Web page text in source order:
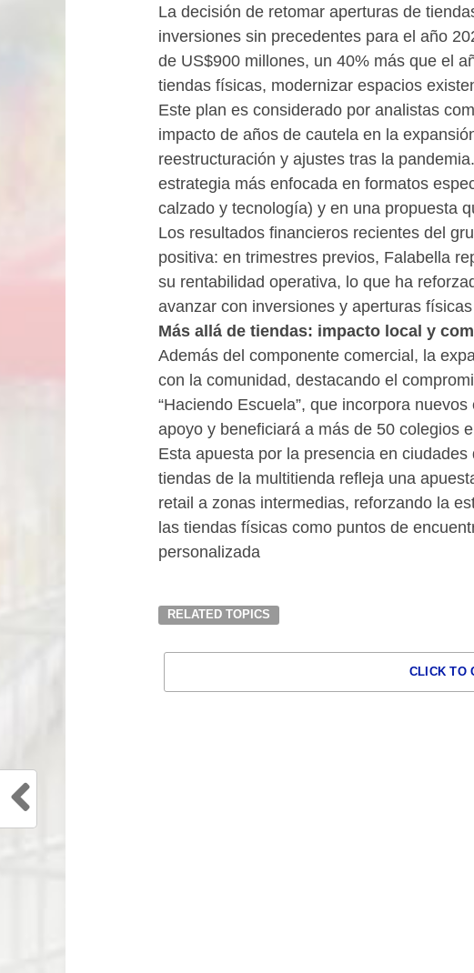
La decisión de retomar aperturas de
inversiones sin precedentes para el año
de US$900 millones, un 40% más que el
tiendas físicas, modernizar espacios
Este plan es considerado por analistas
impacto de años de cautela en la
reestructuración y ajustes tras la
estrategia más enfocada en formatos
calzado y tecnología) y en una propuesta
Los resultados financieros recientes del
positiva: en trimestres previos, Falabella
su rentabilidad operativa, lo que ha
avanzar con inversiones y aperturas
Más allá de tiendas: impacto local y
Además del componente comercial, la
con la comunidad, destacando el
“Haciendo Escuela”, que incorpora
apoyo y beneficiará a más de 50 colegios
Esta apuesta por la presencia en
tiendas de la multitienda refleja una
retail a zonas intermedias, reforzando la
las tiendas físicas como puntos de
personalizada
RELATED TOPICS
CLICK TO